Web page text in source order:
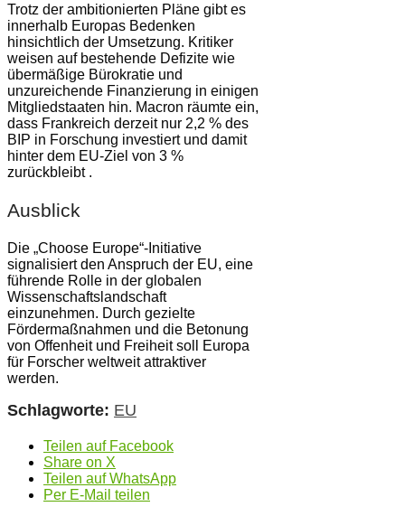
Trotz der ambitionierten Pläne gibt es
innerhalb Europas Bedenken
hinsichtlich der Umsetzung. Kritiker
weisen auf bestehende Defizite wie
übermäßige Bürokratie und
unzureichende Finanzierung in einigen
Mitgliedstaaten hin. Macron räumte ein,
dass Frankreich derzeit nur 2,2 % des
BIP in Forschung investiert und damit
hinter dem EU-Ziel von 3 %
zurückbleibt .
Ausblick
Die „Choose Europe“-Initiative
signalisiert den Anspruch der EU, eine
führende Rolle in der globalen
Wissenschaftslandschaft
einzunehmen. Durch gezielte
Fördermaßnahmen und die Betonung
von Offenheit und Freiheit soll Europa
für Forscher weltweit attraktiver
werden.
Schlagworte: EU
Teilen auf Facebook
Share on X
Teilen auf WhatsApp
Per E-Mail teilen